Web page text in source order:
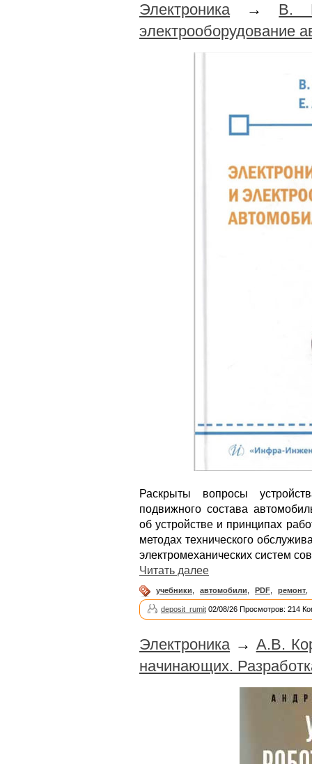
Электроника→ В.
электрооборудование
Раскрыты вопросы
подвижного состава
об устройстве и принципах
методах технического
электромеханических систем
Читать далее
учебники автомобили PDF ремонт
deposit_rumit 02/08/26 Просмотров: 214
Электроника→ А.В.
начинающих.